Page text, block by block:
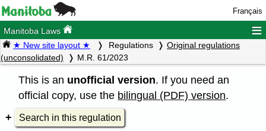
Français
Manitoba Laws ≡
★ New site layout ★ Regulations
Original regulations
(unconsolidated)
M.R. 61/2023
This is an unofficial version. If you need an
official copy, use the bilingual (PDF) version.
Search in this regulation